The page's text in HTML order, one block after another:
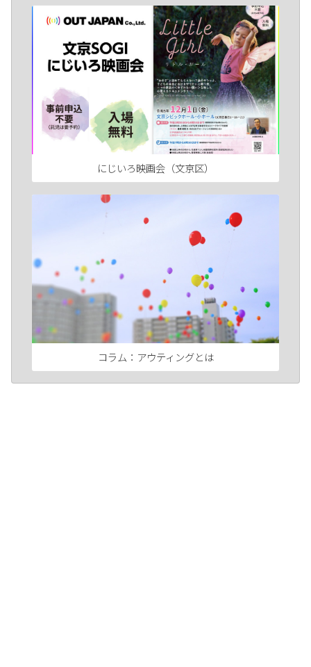
にじいろ映画会（文京区）
コラム：アウティングとは